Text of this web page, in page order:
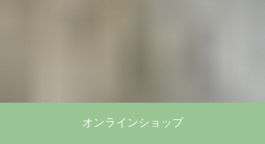
オンラインショップ